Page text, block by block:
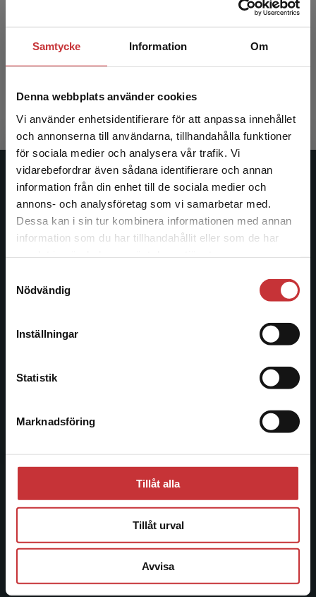
Samtycke Information Om
Denna webbplats använder cookies
Vi använder enhetsidentifierare för att anpassa innehållet
och annonserna till användarna, tillhandahålla funktioner
för sociala medier och analysera vår trafik. Vi
vidarebefordrar även sådana identifierare och annan
information från din enhet till de sociala medier och
annons- och analysföretag som vi samarbetar med.
Dessa kan i sin tur kombinera informationen med annan
information som du har tillhandahållit eller som de har
Nödvändig
Inställningar
Statistik
Marknadsföring
Tillåt alla
Tillåt urval
Avvisa
Begränsad fraktregion
Det verkar som att du besöker
studentlitteratur.se via en enhet utanför Sverige.
Vi erbjuder inte leveranser utanför Sverige. För
att kunna slutföra ett köp måste
Somatisk sjukdom
Sarkohi, A - Andersson, G (red.)
Exkl. moms: 363 kr
Studentlitteratur
Studentlitteratur grundades 1963 och är idag Sveriges
ledande utbildningsförlag. Med läromedel, kurslitteratur,
längs hela kunskapsresan.
Kontakta oss
046-31 20 00
Postadress:
Box 141
Åkergränden 1
Kundservice
Kontakta kundservice